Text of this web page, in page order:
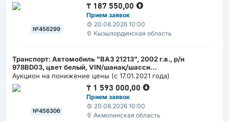
№456299
₸ 187 550,00
Прием заявок
20.08.2026 10:00
Кызылординская область
Транспорт: Автомобиль "ВАЗ 21213", 2002 г.в., р/н
978BD03, цвет белый, VIN/шанақ/шасси
ХТА21213021678058
Аукцион на понижение цены (с 17.01.2021 года)
№456306
₸ 1 593 000,00
Прием заявок
20.08.2026 10:00
Акмолинская область